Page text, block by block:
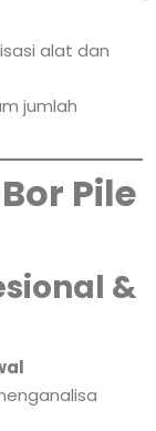
alat dan
jumlah
Pile
&